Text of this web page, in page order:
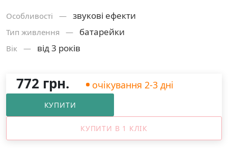
Особливості — звукові ефекти
Тип живлення — батарейки
Вік — від 3 років
772 грн. очікування 2-3 дні
КУПИТИ
КУПИТИ В 1 КЛІК